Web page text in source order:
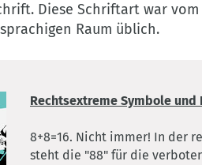
Diese Schriftart war vom
Raum üblich.
Rechtsextreme Symbole und
8+8=16. Nicht immer! In der
steht die "88" für die